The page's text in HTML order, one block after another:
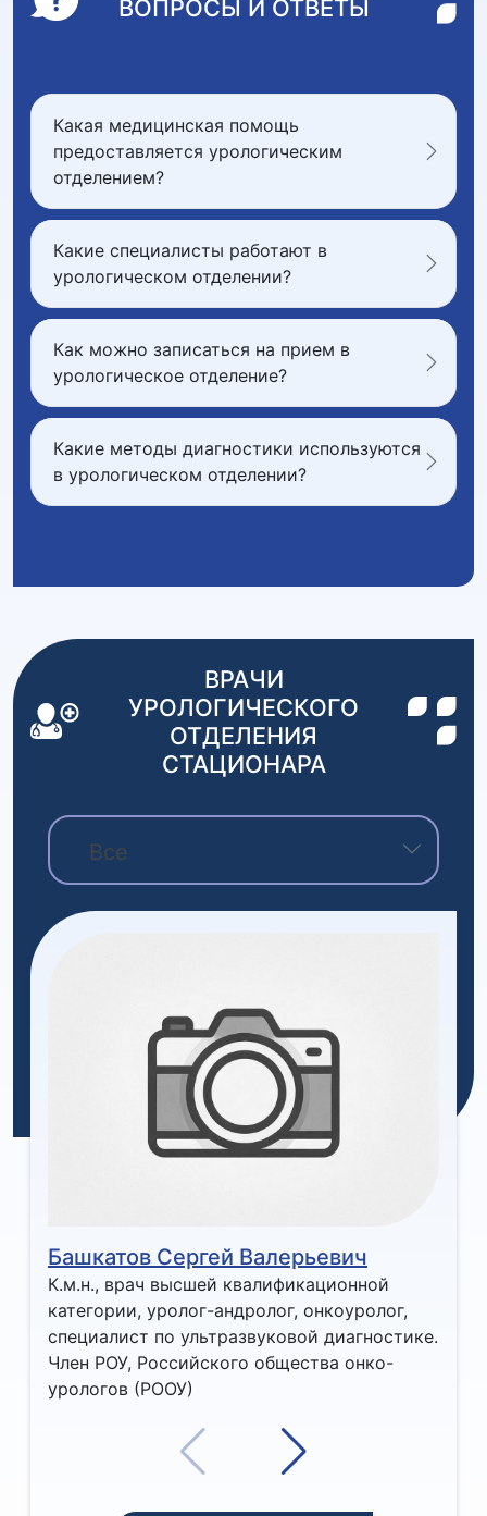
ВОПРОСЫ И ОТВЕТЫ
Какая медицинская помощь
предоставляется урологическим
отделением?
Какие специалисты работают в
урологическом отделении?
Как можно записаться на прием в
урологическое отделение?
Какие методы диагностики используются
в урологическом отделении?
ВРАЧИ
УРОЛОГИЧЕСКОГО
ОТДЕЛЕНИЯ
СТАЦИОНАРА
Все
Башкатов Сергей Валерьевич
К.м.н., врач высшей квалификационной
категории, уролог-андролог, онкоуролог,
специалист по ультразвуковой диагностике.
Член РОУ, Российского общества онко-
урологов (РООУ)